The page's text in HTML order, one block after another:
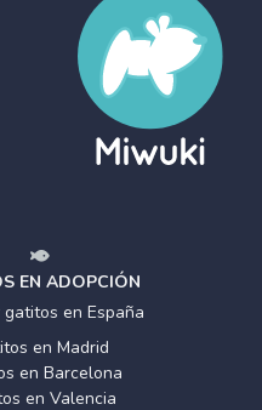
EN ADOPCIÓN
en España
en Madrid
en Barcelona
en Valencia